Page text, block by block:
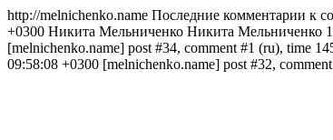
http://melnichenko.name Последние комментарии к
+0300 Никита Мельниченко Никита Мельниченко
[melnichenko.name] post #34, comment #1 (ru), time
09:58:08 +0300 [melnichenko.name] post #32,